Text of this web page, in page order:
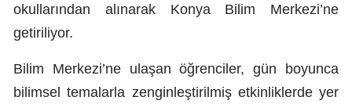
Kastamonu
okullarından alınarak Konya Bilim Merkezi’ne
getiriliyor.
Bilim Merkezi’ne ulaşan öğrenciler, gün boyunca
bilimsel temalarla zenginleştirilmiş etkinliklerde yer